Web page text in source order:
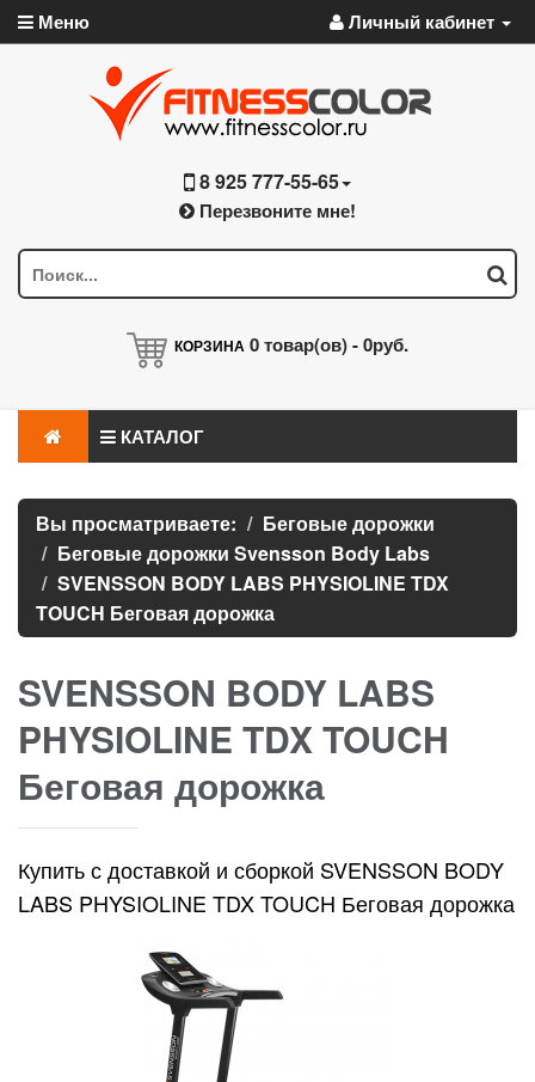
Меню Личный кабинет
8 925 777-55-65
Перезвоните мне!
КОРЗИНА 0товар(ов) -0руб.
КАТАЛОГ
Вы просматриваете:
Беговые дорожки
Беговые дорожки Svensson Body Labs
SVENSSON BODY LABS PHYSIOLINE TDX
TOUCH Беговая дорожка
SVENSSON BODY LABS
PHYSIOLINE TDX TOUCH
Беговая дорожка
Купить с доставкой и сборкой SVENSSON BODY
LABS PHYSIOLINE TDX TOUCH Беговая дорожка